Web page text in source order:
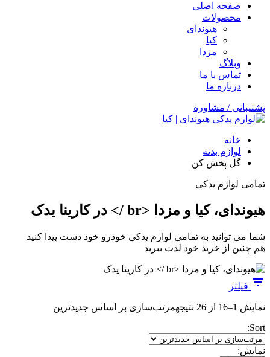
صفحه اصلی
محصولات
هیوندای
کیا
مزدا
وبلاگ
تماس با ما
درباره ما
پشتیبانی / مشاوره
خانه
لوازم بدنه
گل پخش کن
تمامی لوازم یدکی
هیوندای، کیا و مزدا <br /> در کارینا یدک
شما می توانید به تمامی لوازم یدکی خودرو خود دست پیدا کنید
هم چنین از خرید خود لذت ببرید
فیلتر
نمایش 1–16 از 26 نتیجه
مرتب‌سازی بر اساس جدیدترین
Sort:
نمایش: